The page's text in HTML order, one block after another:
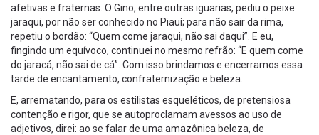
afetivas e fraternas. O Gino, entre outras iguarias, pediu o peixe
jaraqui, por não ser conhecido no Piauí; para não sair da rima,
repetiu o bordão: “Quem come jaraqui, não sai daqui”. E eu,
fingindo um equívoco, continuei no mesmo refrão: “E quem come
do jaracá, não sai de cá”. Com isso brindamos e encerramos essa
tarde de encantamento, confraternização e beleza.
E, arrematando, para os estilistas esqueléticos, de pretensiosa
contenção e rigor, que se autoproclamam avessos ao uso de
adjetivos, direi: ao se falar de uma amazônica beleza, de